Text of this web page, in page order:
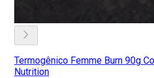
Termogênico Femme Burn 90g
Nutrition